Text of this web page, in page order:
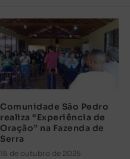
Comunidade São Pedro
realiza “Experiência de
Oração” na Fazenda de
Serra
16 de outubro de 2025